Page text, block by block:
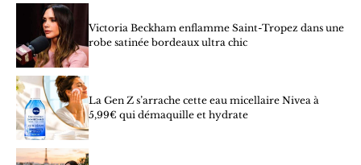
Victoria Beckham enflamme Saint-Tropez dans une
robe satinée bordeaux ultra chic
La Gen Z s’arrache cette eau micellaire Nivea à
5,99€ qui démaquille et hydrate